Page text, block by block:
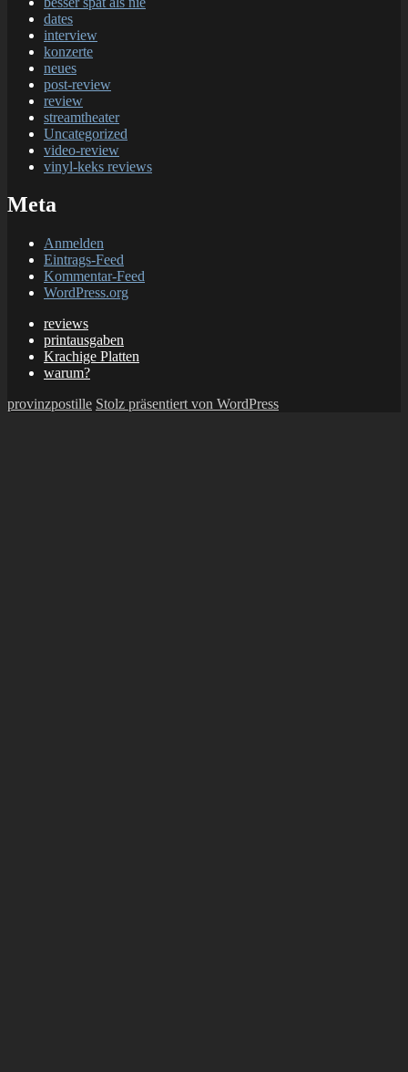
dates
interview
konzerte
neues
post-review
review
streamtheater
Uncategorized
video-review
vinyl-keks reviews
Meta
Anmelden
Eintrags-Feed
Kommentar-Feed
WordPress.org
reviews
printausgaben
Krachige Platten
warum?
provinzpostille Stolz präsentiert von WordPress